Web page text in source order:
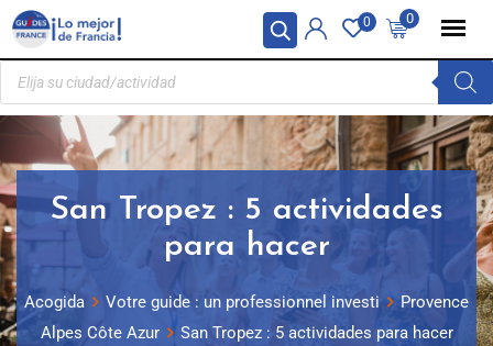
Panel de gestión de cookies 0
0
San Tropez : 5 actividades
para hacer
Acogida Votre guide : un professionnel investi
Provence
Alpes Côte Azur
San Tropez : 5 actividades para hacer